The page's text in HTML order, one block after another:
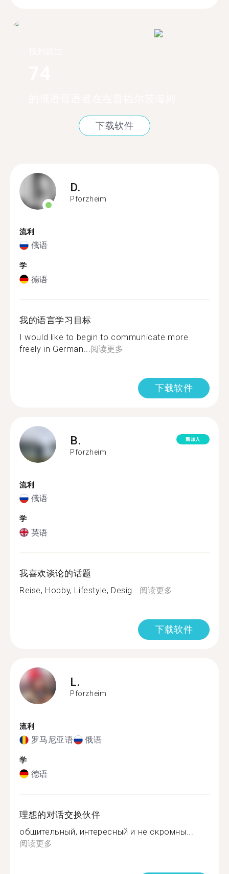
下载软件
D.
Pforzheim
流利
俄语
学
德语
我的语言学习目标
I would like to begin to communicate more
freely in German... 阅读更多
下载软件
B.
Pforzheim
新加入
流利
俄语
学
英语
我喜欢谈论的话题
Reise, Hobby, Lifestyle, Desig... 阅读更多
下载软件
L.
Pforzheim
流利
罗马尼亚语 俄语
学
德语
理想的对话交换伙伴
общительный, интересный и не скромны...
阅读更多